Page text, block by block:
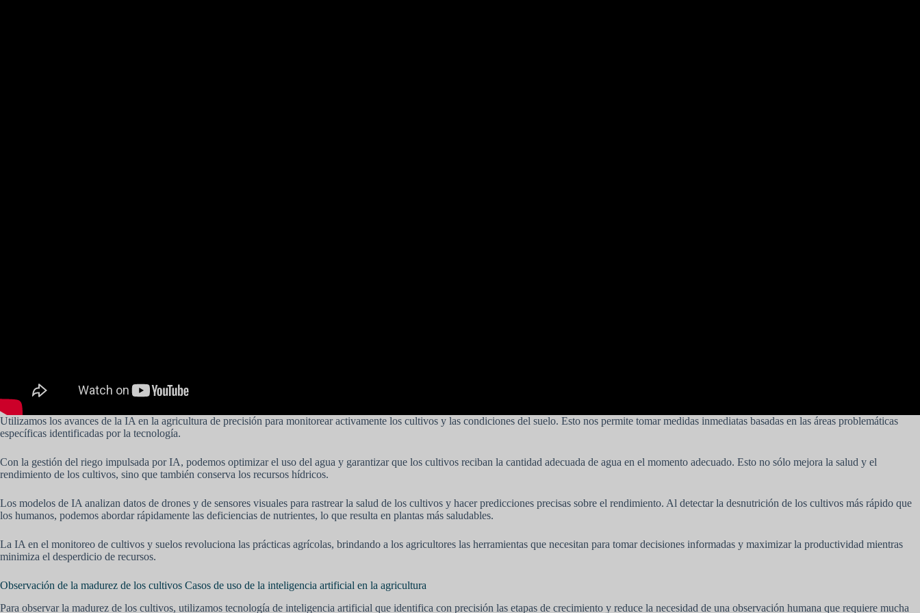
Utilizamos los avances de la IA en la agricultura de precisión para monitorear activamente los cultivos y las condiciones del suelo. Esto nos permite tomar medidas inmediatas basadas en las áreas problemáticas
específicas identificadas por la tecnología.
Con la gestión del riego impulsada por IA, podemos optimizar el uso del agua y garantizar que los cultivos reciban la cantidad adecuada de agua en el momento adecuado. Esto no sólo mejora la salud y el
rendimiento de los cultivos, sino que también conserva los recursos hídricos.
Los modelos de IA analizan datos de drones y de sensores visuales para rastrear la salud de los cultivos y hacer predicciones precisas sobre el rendimiento. Al detectar la desnutrición de los cultivos más rápido que
los humanos, podemos abordar rápidamente las deficiencias de nutrientes, lo que resulta en plantas más saludables.
La IA en el monitoreo de cultivos y suelos revoluciona las prácticas agrícolas, brindando a los agricultores las herramientas que necesitan para tomar decisiones informadas y maximizar la productividad mientras
minimiza el desperdicio de recursos.
Observación de la madurez de los cultivos Casos de uso de la inteligencia artificial en la agricultura
Para observar la madurez de los cultivos, utilizamos tecnología de inteligencia artificial que identifica con precisión las etapas de crecimiento y reduce la necesidad de una observación humana que requiere mucha